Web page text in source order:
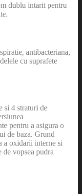
dublu intarit pentru
antibacteriana,
cu suprafete
si 4 straturi de
pentru a asigura o
de baza. Grund
a oxidarii interne si
vopsea pudra